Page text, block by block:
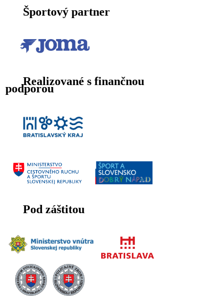
Športový partner
Realizované s finančnou
podporou
Pod záštitou